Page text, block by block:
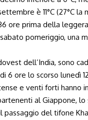
è 11°C (27°C la
ore prima della
pomeriggio, una
dell’India, sono
6 ore lo scorso lunedì
e venti forti hanno
al Giappone, lo
passaggio del tifone